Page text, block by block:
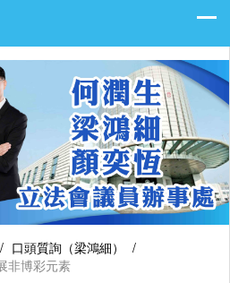
/ 口頭質詢（梁鴻細）
/
非博彩元素